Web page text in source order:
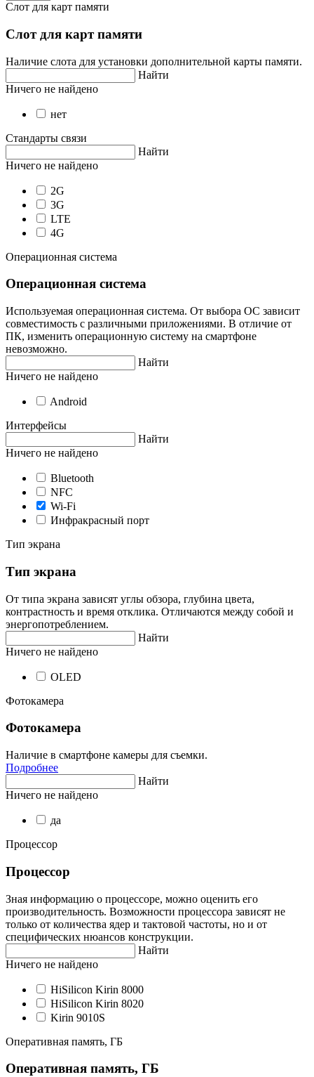
Слот для карт памяти
Слот для карт памяти
Наличие слота для установки дополнительной карты памяти.
Найти
Ничего не найдено
нет
Стандарты связи
Найти
Ничего не найдено
2G
3G
LTE
4G
Операционная система
Операционная система
Используемая операционная система. От выбора ОС зависит
совместимость с различными приложениями. В отличие от
ПК, изменить операционную систему на смартфоне
невозможно.
Найти
Ничего не найдено
Android
Интерфейсы
Найти
Ничего не найдено
Bluetooth
NFC
Wi-Fi
Инфракрасный порт
Тип экрана
Тип экрана
От типа экрана зависят углы обзора, глубина цвета,
контрастность и время отклика. Отличаются между собой и
энергопотреблением.
Найти
Ничего не найдено
OLED
Фотокамера
Фотокамера
Наличие в смартфоне камеры для съемки.
Подробнее
Найти
Ничего не найдено
да
Процессор
Процессор
Зная информацию о процессоре, можно оценить его
производительность. Возможности процессора зависят не
только от количества ядер и тактовой частоты, но и от
специфических нюансов конструкции.
Найти
Ничего не найдено
HiSilicon Kirin 8000
HiSilicon Kirin 8020
Kirin 9010S
Оперативная память, ГБ
Оперативная память, ГБ